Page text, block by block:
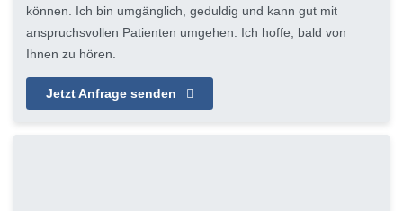
können. Ich bin umgänglich, geduldig und kann gut mit
anspruchsvollen Patienten umgehen. Ich hoffe, bald von
Ihnen zu hören.
Jetzt Anfrage senden